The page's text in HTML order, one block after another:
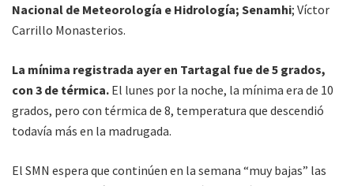
Nacional de Meteorología e Hidrología; Senamhi; Víctor
Carrillo Monasterios.
La mínima registrada ayer en Tartagal fue de 5 grados,
con 3 de térmica. El lunes por la noche, la mínima era de 10
grados, pero con térmica de 8, temperatura que descendió
todavía más en la madrugada.
El SMN espera que continúen en la semana “muy bajas” las